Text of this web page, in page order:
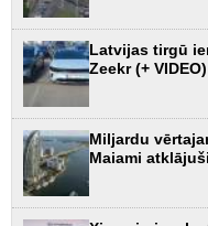
Latvijas tirgū
Zeekr (+ VIDEO)
Miljardu
Maiami